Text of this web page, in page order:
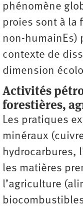
phénomène
proies sont à la
non-humainEs)
contexte de
dimension
Activités
forestières,
Les pratiques
minéraux
hydrocarbures,
les matières
l’agriculture